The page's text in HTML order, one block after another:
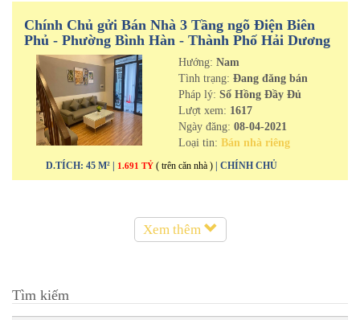
Chính Chủ gửi Bán Nhà 3 Tầng ngõ Điện Biên
Phủ - Phường Bình Hàn - Thành Phố Hải Dương
Hướng: Nam
Tình trạng: Đang đăng bán
Pháp lý: Sổ Hồng Đầy Đủ
Lượt xem: 1617
Ngày đăng: 08-04-2021
Loại tin: Bán nhà riêng
D.TÍCH: 45 M² | 1.691 TỶ ( trên căn nhà ) | CHÍNH CHỦ
Xem thêm
Tìm kiếm